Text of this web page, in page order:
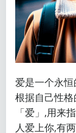
爱是一个永
根据自己性
「爱」,用来
人爱上你,有